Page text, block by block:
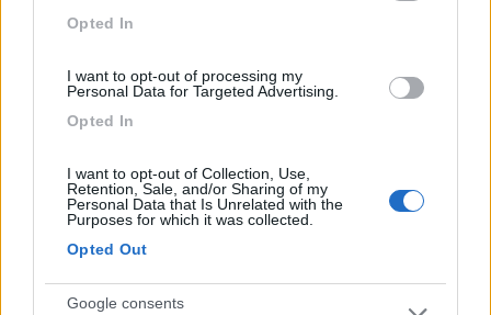
Opted In
I want to opt-out of processing my
Personal Data for Targeted Advertising.
Opted In
I want to opt-out of Collection, Use,
Retention, Sale, and/or Sharing of my
Personal Data that Is Unrelated with the
Purposes for which it was collected.
Opted Out
Google consents
Area di sosta (AA)
Agriturismo La Finca